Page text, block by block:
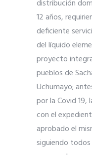
distribución
12 años,
deficiente
del líquido
proyecto
pueblos de
Uchumayo;
por la Covid 19,
con el
aprobado el
siguiendo